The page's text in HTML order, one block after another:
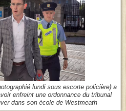
lundi sous escorte policière) a
enfreint une ordonnance du tribunal
dans son école de Westmeath